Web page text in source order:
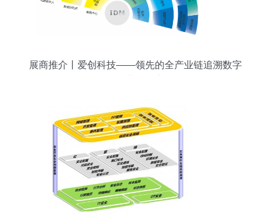
展商推介丨爱创科技——领先的全产业链追溯数字